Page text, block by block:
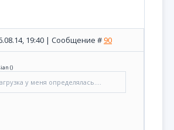
19:40 | Сообщение #90
()
у меня определялась....